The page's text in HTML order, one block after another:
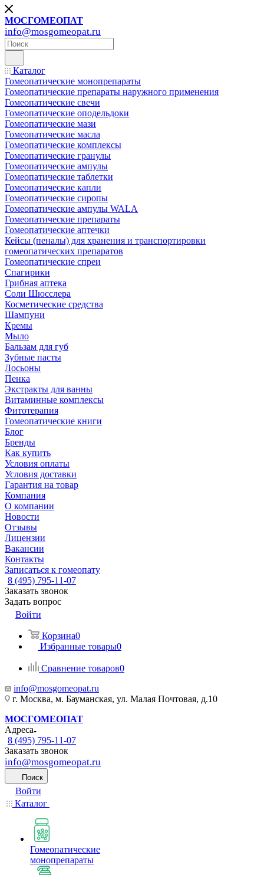
МОСГОМЕОПАТ
info@mosgomeopat.ru
Каталог
Гомеопатические монопрепараты
Гомеопатические препараты наружного применения
Гомеопатические свечи
Гомеопатические оподельдоки
Гомеопатические мази
Гомеопатические масла
Гомеопатические комплексы
Гомеопатические гранулы
Гомеопатические ампулы
Гомеопатические таблетки
Гомеопатические капли
Гомеопатические сиропы
Гомеопатические ампулы WALA
Гомеопатические препараты
Гомеопатические аптечки
Кейсы (пеналы) для хранения и транспортировки
гомеопатических препаратов
Гомеопатические спреи
Спагирики
Грибная аптека
Соли Шюсслера
Косметические средства
Шампуни
Кремы
Мыло
Бальзам для губ
Зубные пасты
Лосьоны
Пенка
Экстракты для ванны
Витаминные комплексы
Фитотерапия
Гомеопатические книги
Блог
Бренды
Как купить
Условия оплаты
Условия доставки
Гарантия на товар
Компания
О компании
Новости
Отзывы
Лицензии
Вакансии
Контакты
Записаться к гомеопату
8 (495) 795-11-07
Заказать звонок
Задать вопрос
Войти
Корзина0
Избранные товары0
Сравнение товаров0
info@mosgomeopat.ru
г. Москва, м. Бауманская, ул. Малая Почтовая, д.10
МОСГОМЕОПАТ
Адреса
8 (495) 795-11-07
Заказать звонок
info@mosgomeopat.ru
Поиск
Войти
Каталог
Гомеопатические
монопрепараты